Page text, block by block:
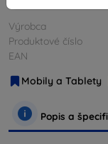
Výrobca
Produktové číslo
EAN
Mobily a Tablety
Popis a